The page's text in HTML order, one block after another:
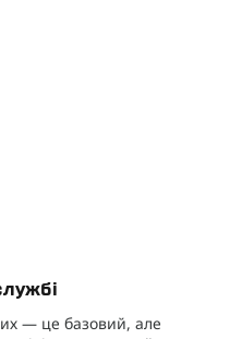
— це базовий, але